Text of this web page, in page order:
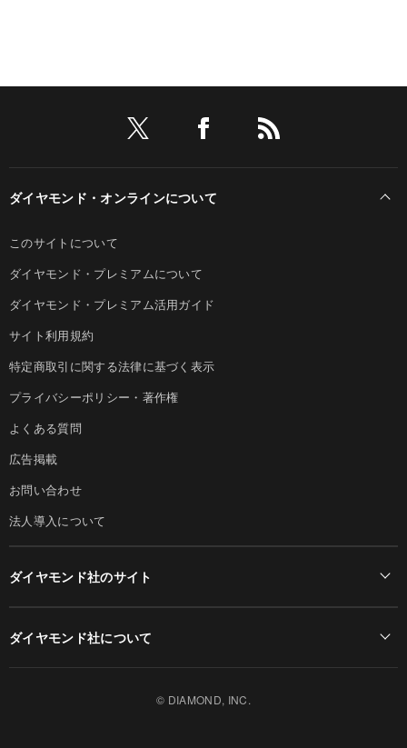
ダイヤモンド・オンラインについて
このサイトについて
ダイヤモンド・プレミアムについて
ダイヤモンド・プレミアム活用ガイド
サイト利用規約
特定商取引に関する法律に基づく表示
プライバシーポリシー・著作権
よくある質問
広告掲載
お問い合わせ
法人導入について
ダイヤモンド社のサイト
ダイヤモンド社について
© DIAMOND, INC.